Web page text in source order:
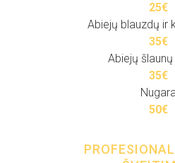
25€
Abiejų blauzdų ir
35€
Abiejų
35€
50€